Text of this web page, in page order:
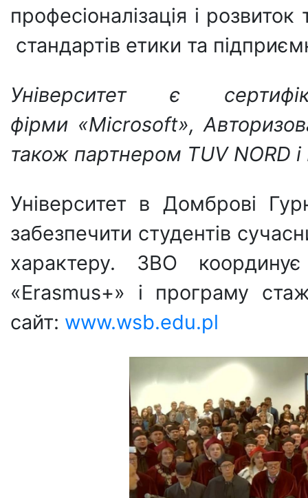
професіоналізація і
стандартів етики та
Університет є
фірми «Microsoft»,
також партнером TUV NORD і
Університет в Домброві
забезпечити студентів
характеру. ЗВО
«Erasmus+» і програму
сайт: www.wsb.edu.pl